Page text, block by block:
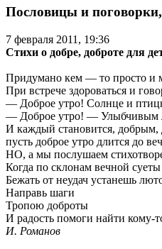
Пословицы и поговорки,
7 февраля 2011, 19:36
Стихи о добре, доброте для
Придумано кем — то просто и
При встрече здороваться и
— Доброе утро! Солнце и
— Доброе утро! — Улыбчивым
И каждый становится, добрым,
пусть доброе утро длится до
НО, а мы послушаем
Когда по склонам вечной суеты
Бежать от неудач устанешь
Направь шаги
Тропою доброты
И радость помоги найти кому-
И. Романов